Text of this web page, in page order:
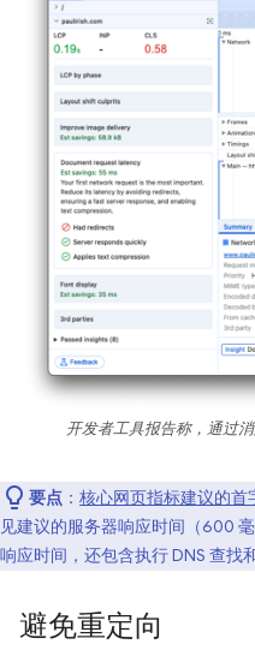
开发者工具报告称，通过
要点 ： 核心网页指标建议的首
见建议的服务器响应时间（600
响应时间，还包含执行 DNS 查找
避免重定向